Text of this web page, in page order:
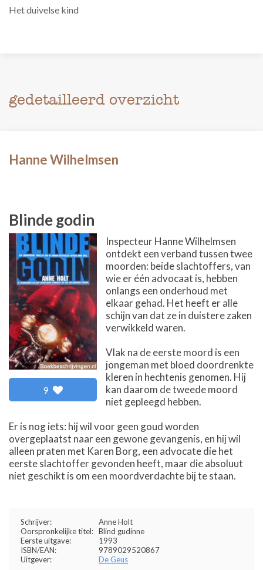
Het duivelse kind
gedetailleerd overzicht
Hanne Wilhelmsen
Blinde godin
9
Inspecteur Hanne Wilhelmsen
ontdekt een verband tussen twee
moorden: beide slachtoffers, van
wie er één advocaat is, hebben
onlangs een onderhoud met
elkaar gehad. Het heeft er alle
schijn van dat ze in duistere zaken
verwikkeld waren.
Vlak na de eerste moord is een
jongeman met bloed doordrenkte
kleren in hechtenis genomen. Hij
kan daarom de tweede moord
niet gepleegd hebben.
Er is nog iets: hij wil voor geen goud worden
overgeplaatst naar een gewone gevangenis, en hij wil
alleen praten met Karen Borg, een advocate die het
eerste slachtoffer gevonden heeft, maar die absoluut
niet geschikt is om een moordverdachte bij te staan.
Schrijver:
Anne Holt
Oorspronkelijke titel: Blind gudinne
Eerste uitgave:
1993
ISBN/EAN:
9789029520867
Uitgever:
De Geus